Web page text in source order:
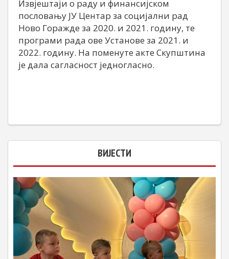
Извјештаји о раду и финансијском
пословању ЈУ Центар за социјални рад
Ново Горажде за 2020. и 2021. годину, те
програми рада ове Установе за 2021. и
2022. годину. На поменуте акте Скупштина
је дала сагласност једногласно.
ВИЈЕСТИ